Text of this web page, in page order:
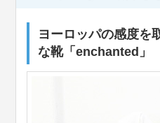
ヨーロッパの感度を
な靴「enchanted」